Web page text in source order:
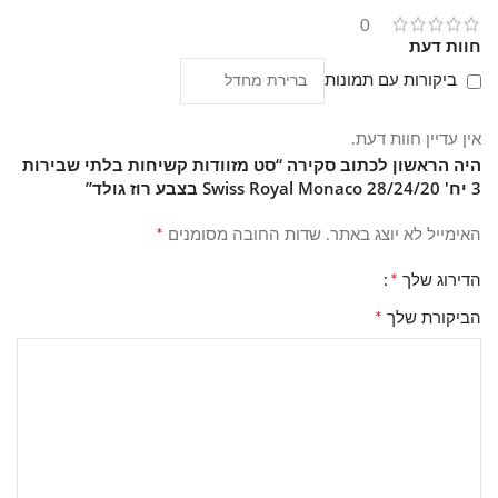
מתאים כתיק עלייה למטוס?
מומלץ לוודא מול חברת התעופה את מגבלות המידה המדויקות.
איך תורם הפוליפרופילן הבלתי שביר למשקל הסט, ואיך
פוליפרופילן הוא חומר קשיח וגמיש בו-זמנית, המעניק למזוודות
עמידות גבוהה לזעזועים מבלי להוסיף משקל מיותר. שלוש המידות
בסט מאפשרות להתאים את נפח האריזה – מהקטנה לנסיעה קצרה
0
חוות דעת
ביקורות עם תמונות
אין עדיין חוות דעת.
היה הראשון לכתוב סקירה “סט מזוודות קשיחות בלתי שבירות
3 יח' Swiss Royal Monaco 28/24/20 בצבע רוז גולד”
האימייל לא יוצג באתר. שדות החובה מסומנים *
הדירוג שלך *
הביקורת שלך *